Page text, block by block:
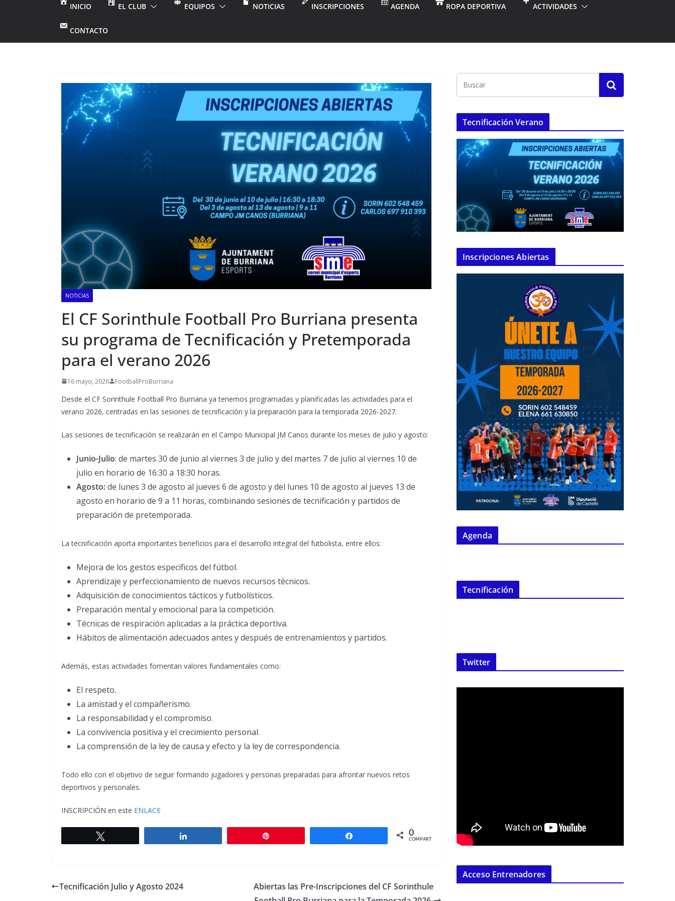
INICIO EL CLUB EQUIPOS NOTICIAS INSCRIPCIONES AGENDA ROPA DEPORTIVA ACTIVIDADES
CONTACTO
NOTICIAS
El CF Sorinthule Football Pro Burriana presenta
su programa de Tecnificación y Pretemporada
para el verano 2026
16 mayo, 2026 FootballProBurriana
Desde el CF Sorinthule Football Pro Burriana ya tenemos programadas y planificadas las actividades para el
verano 2026, centradas en las sesiones de tecnificación y la preparación para la temporada 2026-2027.
Las sesiones de tecnificación se realizarán en el Campo Municipal JM Canos durante los meses de julio y agosto:
Junio-Julio: de martes 30 de junio al viernes 3 de julio y del martes 7 de julio al viernes 10 de
julio en horario de 16:30 a 18:30 horas.
Agosto:de lunes 3 de agosto al jueves 6 de agosto y del lunes 10 de agosto al jueves 13 de
agosto en horario de 9 a 11 horas, combinando sesiones de tecnificación y partidos de
preparación de pretemporada.
La tecnificación aporta importantes beneficios para el desarrollo integral del futbolista, entre ellos:
Mejora de los gestos específicos del fútbol.
Aprendizaje y perfeccionamiento de nuevos recursos técnicos.
Adquisición de conocimientos tácticos y futbolísticos.
Preparación mental y emocional para la competición.
Técnicas de respiración aplicadas a la práctica deportiva.
Hábitos de alimentación adecuados antes y después de entrenamientos y partidos.
Además, estas actividades fomentan valores fundamentales como:
El respeto.
La amistad y el compañerismo.
La responsabilidad y el compromiso.
La convivencia positiva y el crecimiento personal.
La comprensión de la ley de causa y efecto y la ley de correspondencia.
Todo ello con el objetivo de seguir formando jugadores y personas preparadas para afrontar nuevos retos
deportivos y personales.
INSCRIPCIÓN en este ENLACE
0
COMPARTIR
Tecnificación Julio y Agosto 2024
Abiertas las Pre-Inscripciones del CF Sorinthule
Tecnificación Verano
Inscripciones Abiertas
Agenda
Tecnificación
Twitter
Acceso Entrenadores